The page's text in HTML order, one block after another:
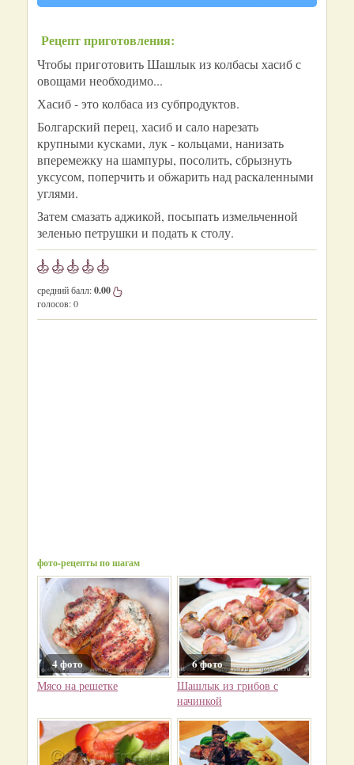
Рецепт приготовления:
Чтобы приготовить Шашлык из колбасы хасиб с
овощами необходимо...
Хасиб - это колбаса из субпродуктов.
Болгарский перец, хасиб и сало нарезать
крупными кусками, лук - кольцами, нанизать
вперемежку на шампуры, посолить, сбрызнуть
уксусом, поперчить и обжарить над раскаленными
углями.
Затем смазать аджикой, посыпать измельченной
зеленью петрушки и подать к столу.
средний балл:0.00
голосов:0
фото-рецепты по шагам
4 фото
Мясо на решетке
6 фото
Шашлык из грибов с
начинкой